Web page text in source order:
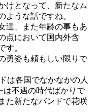
けとなって、新たなム
うな話ですね。
達、また年齢の事もあ
点において国内外含
す。
勇姿も頼もしい限りで
は各国でなかなかの人
は不遇の時代ばかりで
た新たなバンドで花咲